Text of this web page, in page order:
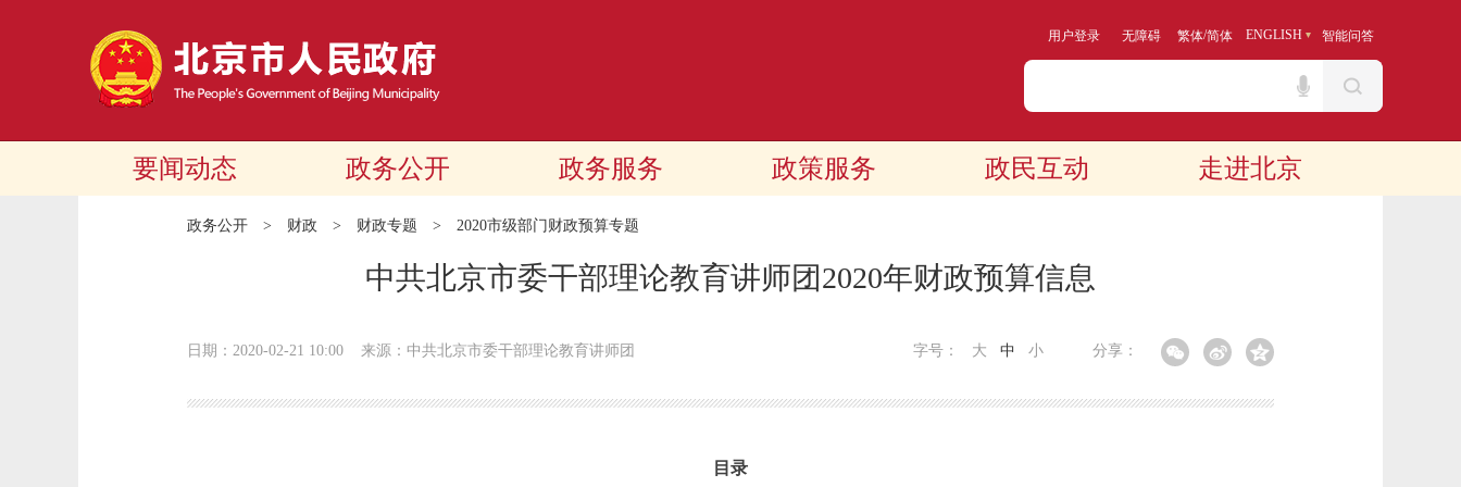
用户登录 无障碍 繁体/简体 ENGLISH 智能问答
要闻动态 政务公开 政务服务 政策服务 政民互动 走进北京
政务公开 > 财政 > 财政专题 > 2020市级部门财政预算专题
中共北京市委干部理论教育讲师团2020年财政预算信息
日期：2020-02-21 10:00 来源：中共北京市委干部理论教育讲师团 分享：
字号： 大 中 小
目录